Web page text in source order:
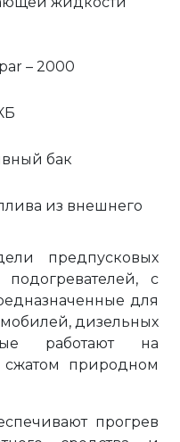
– 2000
бак
из внешнего
предпусковых
с
для
дизельных
работают на
природном
прогрев